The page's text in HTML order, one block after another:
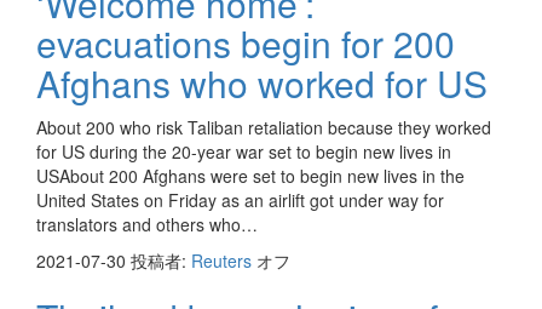
evacuations begin for 200
Afghans who worked for US
About 200 who risk Taliban retaliation because they worked
for US during the 20-year war set to begin new lives in
USAbout 200 Afghans were set to begin new lives in the
United States on Friday as an airlift got under way for
translators and others who…
2021-07-30 投稿者: Reuters オフ